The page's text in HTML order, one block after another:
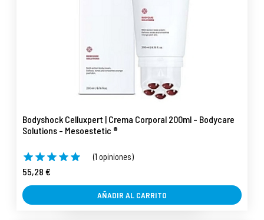
Bodyshock Celluxpert | Crema Corporal 200ml - Bodycare
Solutions - Mesoestetic ®
(1 opiniones)
55,28 €
AÑADIR AL CARRITO